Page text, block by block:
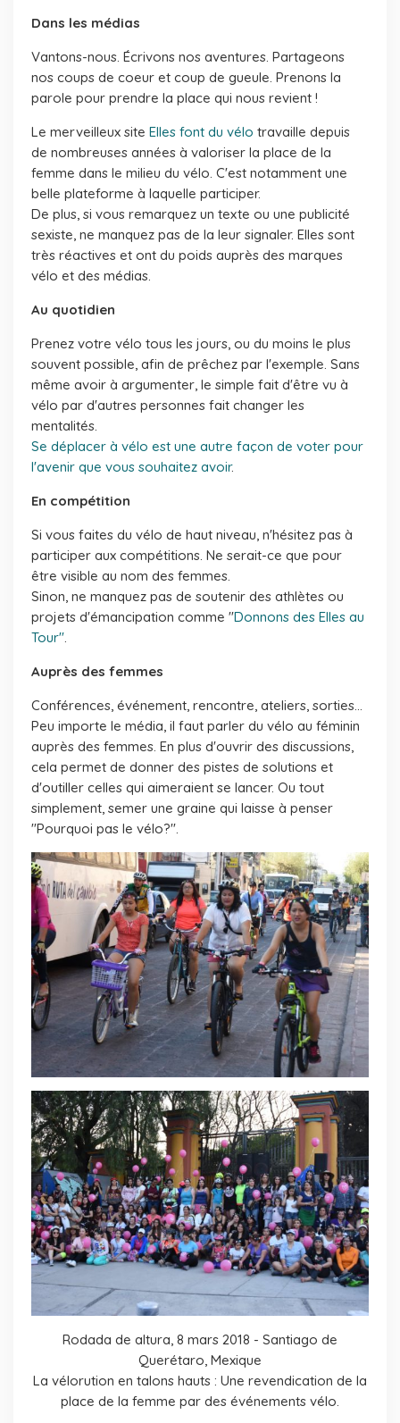
Dans les médias
Vantons-nous. Écrivons nos aventures. Partageons
nos coups de coeur et coup de gueule. Prenons la
parole pour prendre la place qui nous revient !
Le merveilleux site Elles font du vélo travaille depuis
de nombreuses années à valoriser la place de la
femme dans le milieu du vélo. C'est notamment une
belle plateforme à laquelle participer.
De plus, si vous remarquez un texte ou une publicité
sexiste, ne manquez pas de la leur signaler. Elles sont
très réactives et ont du poids auprès des marques
vélo et des médias.
Au quotidien
Prenez votre vélo tous les jours, ou du moins le plus
souvent possible, afin de prêchez par l'exemple. Sans
même avoir à argumenter, le simple fait d'être vu à
vélo par d'autres personnes fait changer les
mentalités.
Se déplacer à vélo est une autre façon de voter pour
l'avenir que vous souhaitez avoir.
En compétition
Si vous faites du vélo de haut niveau, n'hésitez pas à
participer aux compétitions. Ne serait-ce que pour
être visible au nom des femmes.
Sinon, ne manquez pas de soutenir des athlètes ou
projets d'émancipation comme "Donnons des Elles au
Tour".
Auprès des femmes
Conférences, événement, rencontre, ateliers, sorties...
Peu importe le média, il faut parler du vélo au féminin
auprès des femmes. En plus d'ouvrir des discussions,
cela permet de donner des pistes de solutions et
d'outiller celles qui aimeraient se lancer. Ou tout
simplement, semer une graine qui laisse à penser
"Pourquoi pas le vélo?".
Rodada de altura, 8 mars 2018 - Santiago de
Querétaro, Mexique
La vélorution en talons hauts : Une revendication de la
place de la femme par des événements vélo.